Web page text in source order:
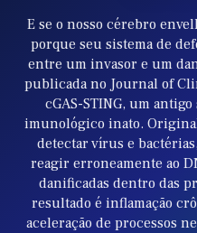
E se o nosso cérebro
porque seu sistema de
entre um invasor e um
publicada no Journal of
cGAS-STING, um
imunológico inato.
detectar vírus e
reagir erroneamente ao
danificadas dentro das
resultado é inflamação
aceleração de processos